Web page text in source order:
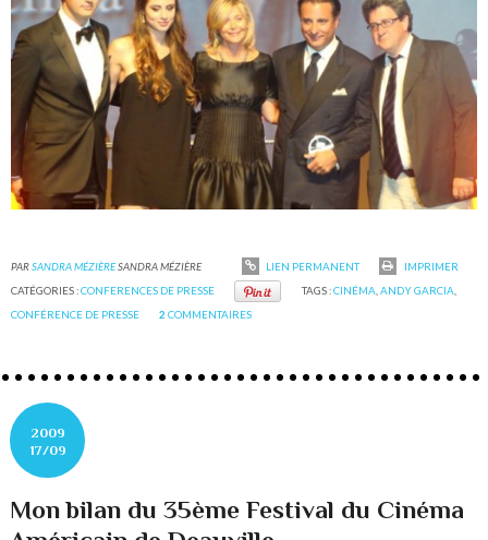
PARSANDRA MÉZIÈRESANDRA MÉZIÈRE LIEN PERMANENT
IMPRIMER
CATÉGORIES :CONFERENCES DE PRESSE TAGS :CINÉMA ANDY GARCIA
CONFÉRENCE DE PRESSE
2 COMMENTAIRES
2009
17/09
Mon bilan du 35ème Festival du Cinéma